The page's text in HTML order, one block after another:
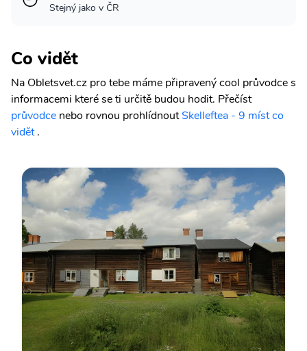
Stejný jako v ČR
Co vidět
Na Obletsvet.cz pro tebe máme připravený cool průvodce s
informacemi které se ti určitě budou hodit. Přečíst
průvodce nebo rovnou prohlídnoutSkelleftea - 9 míst co
vidět.